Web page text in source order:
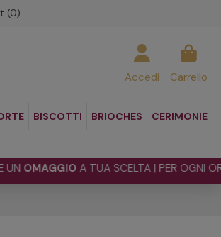
(0)
Accedi Carrello
BISCOTTI BRIOCHES CERIMONIE
A TUA SCELTA | PER OGNI ORDINE